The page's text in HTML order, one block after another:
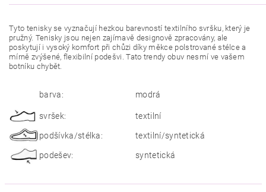
Tyto tenisky se vyznačují hezkou barevností textilního svršku, který je
pružný. Tenisky jsou nejen zajímavě designově zpracovány, ale
poskytují i vysoký komfort při chůzi díky měkce polstrované stélce a
mírně zvýšené, flexibilní podešvi. Tato trendy obuv nesmí ve vašem
botníku chybět.
barva: modrá
svršek: textilní
podšívka/stélka: textilní/syntetická
podešev: syntetická